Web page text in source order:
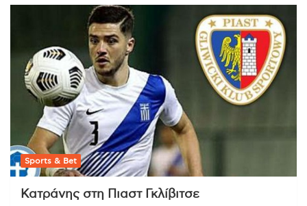
Sports & Bet
Κατράνης στη Πιαστ Γκλίβιτσε